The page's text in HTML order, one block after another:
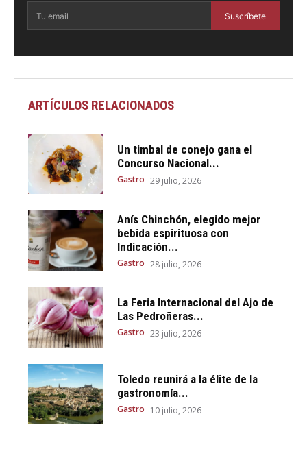
Suscríbete
ARTÍCULOS RELACIONADOS
Un timbal de conejo gana el
Concurso Nacional...
Gastro 29 julio, 2026
Anís Chinchón, elegido mejor
bebida espirituosa con
Indicación...
Gastro 28 julio, 2026
La Feria Internacional del Ajo de
Las Pedroñeras...
Gastro 23 julio, 2026
Toledo reunirá a la élite de la
gastronomía...
Gastro 10 julio, 2026